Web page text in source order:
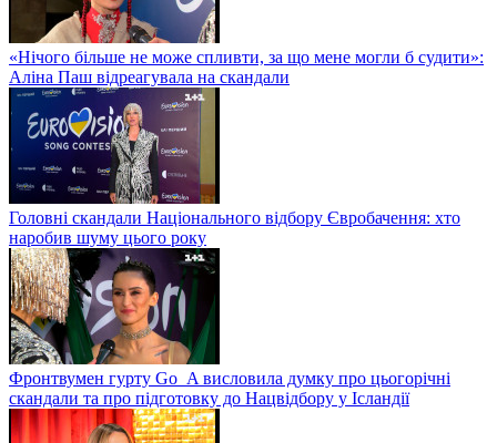
«Нічого більше не може спливти, за що мене могли б судити»:
Аліна Паш відреагувала на скандали
Головні скандали Національного відбору Євробачення: хто
наробив шуму цього року
Фронтвумен гурту Go_A висловила думку про цьогорічні
скандали та про підготовку до Нацвідбору у Ісландії